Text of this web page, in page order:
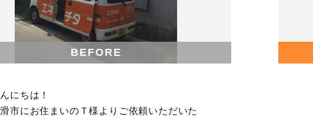
BEFORE
にちは！
市にお住まいのＴ様よりご依頼いただいた